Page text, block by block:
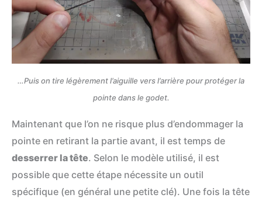
…Puis on tire légèrement l’aiguille vers l’arrière pour protéger la
pointe dans le godet.
Maintenant que l’on ne risque plus d’endommager la
pointe en retirant la partie avant, il est temps de
desserrer la tête. Selon le modèle utilisé, il est
possible que cette étape nécessite un outil
spécifique (en général une petite clé). Une fois la tête